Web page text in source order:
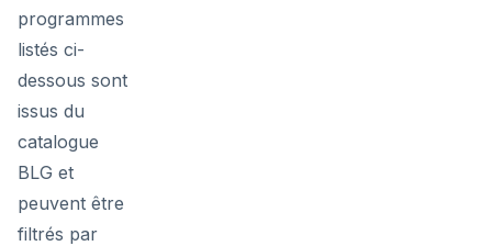
programmes
listés ci-
dessous sont
issus du
catalogue
BLG et
peuvent être
filtrés par